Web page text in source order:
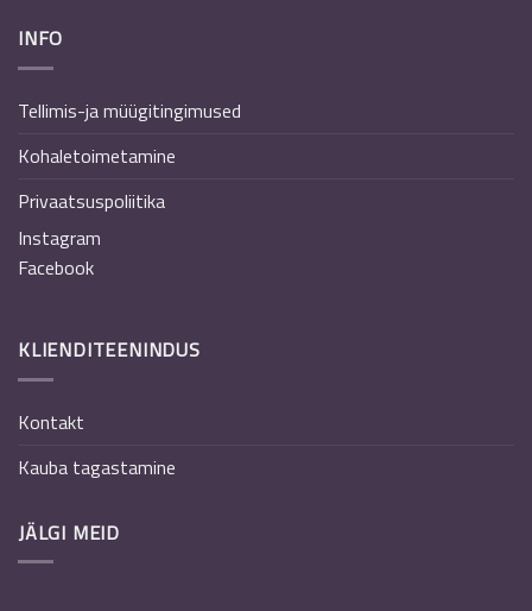
INFO
Tellimis-ja müügitingimused
Kohaletoimetamine
Privaatsuspoliitika
Instagram
Facebook
KLIENDITEENINDUS
Kontakt
Kauba tagastamine
JÄLGI MEID